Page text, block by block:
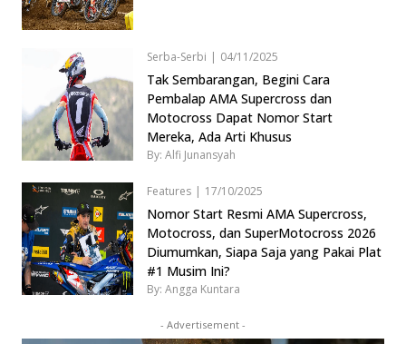
Serba-Serbi | 04/11/2025
Tak Sembarangan, Begini Cara
Pembalap AMA Supercross dan
Motocross Dapat Nomor Start
Mereka, Ada Arti Khusus
By: Alfi Junansyah
Features | 17/10/2025
Nomor Start Resmi AMA Supercross,
Motocross, dan SuperMotocross 2026
Diumumkan, Siapa Saja yang Pakai Plat
#1 Musim Ini?
By: Angga Kuntara
- Advertisement -